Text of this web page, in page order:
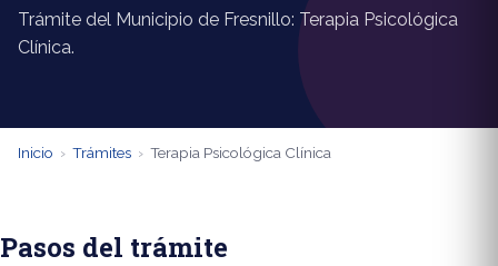
Trámite del Municipio de Fresnillo: Terapia Psicológica
Clínica.
Inicio › Trámites › Terapia Psicológica Clínica
Pasos del trámite